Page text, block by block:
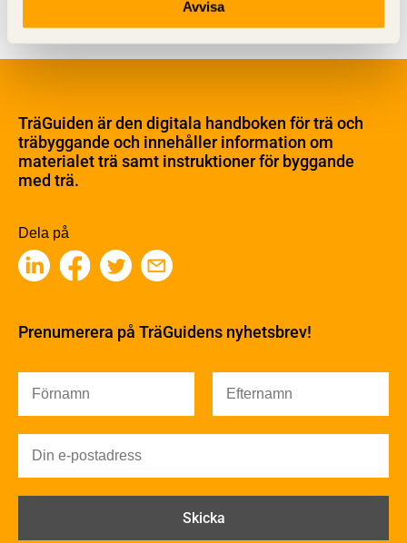
Avvisa
Skogsbruk
Barrträdets uppbyggnad
Träets egenskaper och kvalitet
Träbaserade produkter
Kemisk behandling
Fakta om Limträ
Värmeisolering och lufttäthet
Ljud
Brandsäkerhet
Brandsäkerhet
Brandförlopp i byggnader
Brandklasser för material och konstruktioner
Träkonstruktioners brandmotstånd
TräGuiden är den digitala handboken för trä och
träbyggande och innehåller information om
materialet trä samt instruktioner för byggande
med trä.
Dela på
Prenumerera på TräGuidens nyhetsbrev!